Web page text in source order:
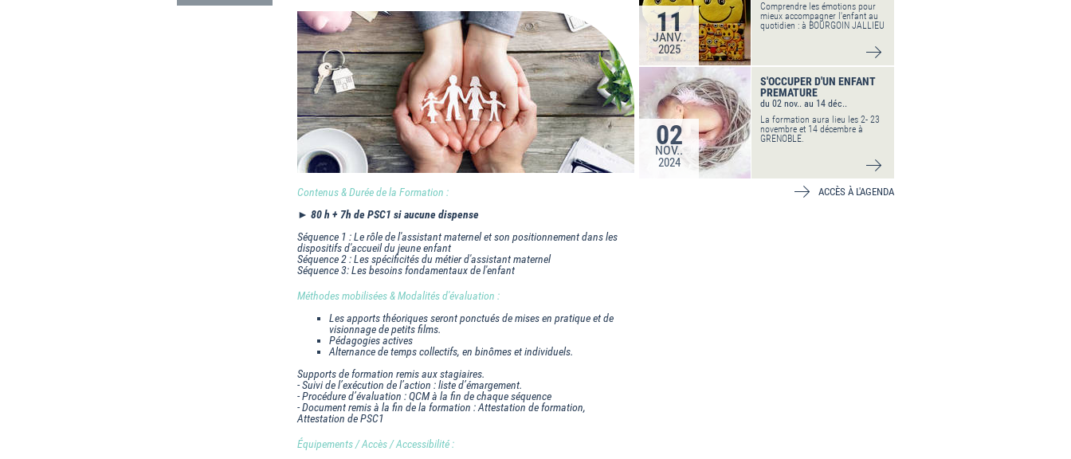
Contenus & Durée de la Formation :
► 80 h + 7h de PSC1 si aucune dispense
Séquence 1 : Le rôle de l'assistant maternel et son positionnement dans les
dispositifs d'accueil du jeune enfant
Séquence 2 : Les spécificités du métier d'assistant maternel
Séquence 3: Les besoins fondamentaux de l'enfant
Méthodes mobilisées & Modalités d'évaluation :
Les apports théoriques seront ponctués de mises en pratique et de
visionnage de petits films.
Pédagogies actives
Alternance de temps collectifs, en binômes et individuels.
Supports de formation remis aux stagiaires.
- Suivi de l’exécution de l’action : liste d’émargement.
- Procédure d’évaluation : QCM à la fin de chaque séquence
- Document remis à la fin de la formation : Attestation de formation,
Attestation de PSC1
Équipements / Accès / Accessibilité :
11
JANV..
2025
Comprendre les émotions pour
mieux accompagner l'enfant au
quotidien : à BOURGOIN JALLIEU
02
NOV..
2024
S'OCCUPER D'UN ENFANT
PREMATURE
du 02 nov.. au 14 déc..
La formation aura lieu les 2- 23
novembre et 14 décembre à
GRENOBLE.
ACCÈS À L'AGENDA